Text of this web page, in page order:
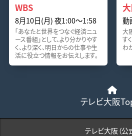
WBS
8月10日(月) 夜1:00〜1:58
「あなたと世界をつなぐ経済ニュ
ース番組」として、より分かりやす
く、より深く、明日からの仕事や生
活に役立つ情報をお伝えします。
動
大
す
わ
テレビ大阪
テレビ大阪（公